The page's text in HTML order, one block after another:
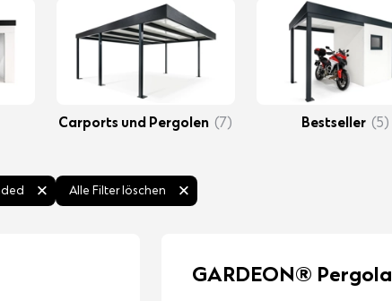
Carports und Pergolen (7) Bestseller (5)
Alle Filter löschen
GARDEON® Pergola